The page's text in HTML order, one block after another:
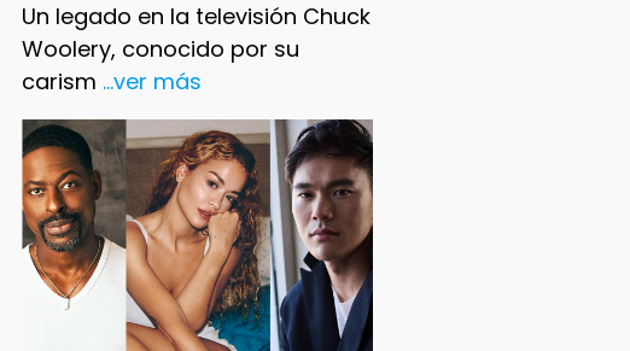
Un legado en la televisión Chuck
Woolery, conocido por su
carism ...ver más